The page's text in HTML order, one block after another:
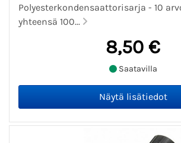
Polyesterkondensaattorisarja - 10
yhteensä 100...
8,50 €
Saatavilla